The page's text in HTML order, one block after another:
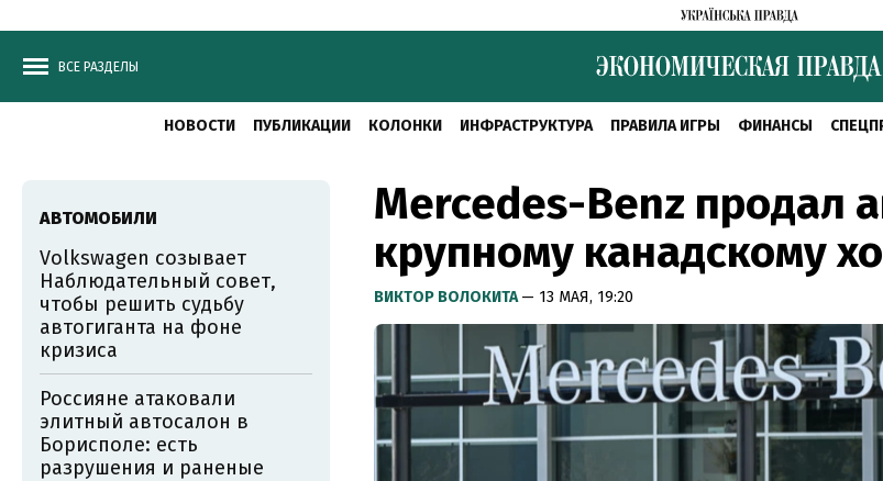
ВСЕ РАЗДЕЛЫ
НОВОСТИ ПУБЛИКАЦИИ КОЛОНКИ ИНФРАСТРУКТУРА ПРАВИЛА ИГРЫ ФИНАНСЫ
Mercedes-Benz продал
крупному канадскому
ВИКТОР ВОЛОКИТА— 13 МАЯ, 19:20
АВТОМОБИЛИ
Volkswagen созывает
Наблюдательный совет,
чтобы решить судьбу
автогиганта на фоне
кризиса
Россияне атаковали
элитный автосалон в
Борисполе: есть
разрушения и раненые